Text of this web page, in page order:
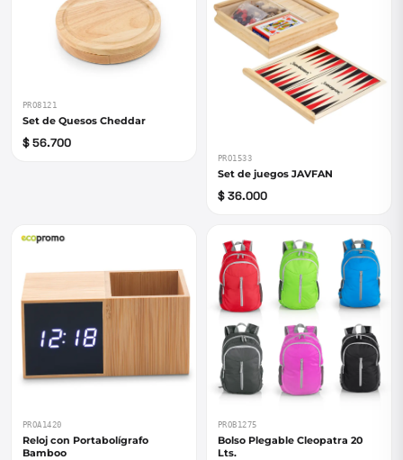
PRO8121
Set de Quesos Cheddar
$ 56.700
PRO1533
Set de juegos JAVFAN
$ 36.000
PROA1420
Reloj con Portabolígrafo
Bamboo
PROB1275
Bolso Plegable Cleopatra 20
Lts.